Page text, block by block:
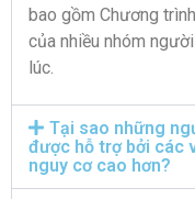
bao gồm Chương
của nhiều nhóm
lúc.
Tại sao những
được hỗ trợ bởi các
nguy cơ cao hơn?